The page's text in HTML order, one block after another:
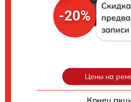
-20%
Цены на